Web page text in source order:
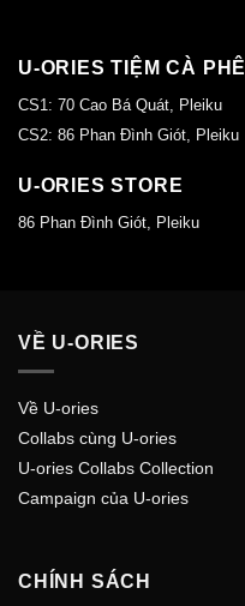
U-ORIES TIỆM CÀ PHÊ
CS1: 70 Cao Bá Quát, Pleiku
CS2: 86 Phan Đình Giót, Pleiku
U-ORIES STORE
86 Phan Đình Giót, Pleiku
VỀ U-ORIES
Về U-ories
Collabs cùng U-ories
U-ories Collabs Collection
Campaign của U-ories
CHÍNH SÁCH